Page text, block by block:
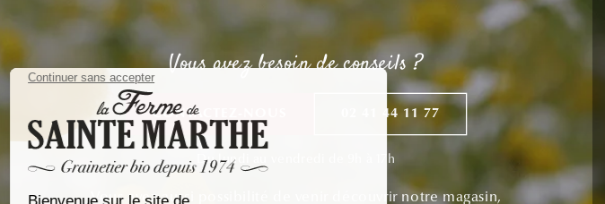
Vous avez besoin de conseils ?
CONTACTEZ-NOUS 02 41 44 11 77
Du lundi au vendredi de 9h à 17h
Vous avez aussi possibilité de venir découvrir notre magasin,